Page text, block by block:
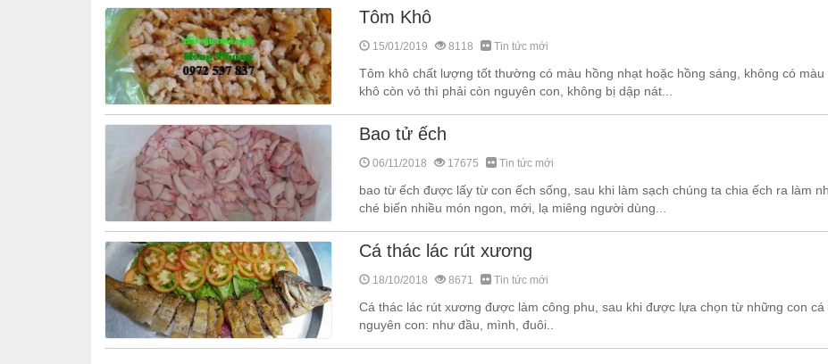
Tôm Khô
15/01/2019 8118 Tin tức mới
Tôm khô chất lượng tốt thường có màu hồng nhạt hoặc hồng sáng, không có
khô còn vỏ thì phải còn nguyên con, không bị dập nát...
Bao tử ếch
06/11/2018 17675 Tin tức mới
bao từ ếch được lấy từ con ếch sống, sau khi làm sạch chúng ta chia ếch ra làm
ché biến nhiều món ngon, mới, lạ miêng người dùng...
Cá thác lác rút xương
18/10/2018 8671 Tin tức mới
Cá thác lác rút xương được làm công phu, sau khi được lựa chọn từ những con
nguyên con: như đầu, mình, đuôi..